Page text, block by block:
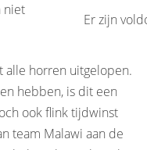
niet
Er zijn
horren uitgelopen.
hebben, is dit een
ook flink tijdwinst
team Malawi aan de